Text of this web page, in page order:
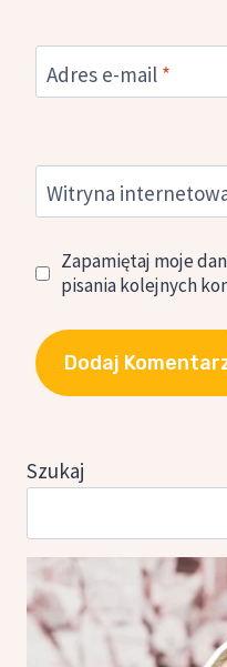
Adres e-mail *
Witryna
Zapamiętaj moje
pisania kolejnych
Szukaj